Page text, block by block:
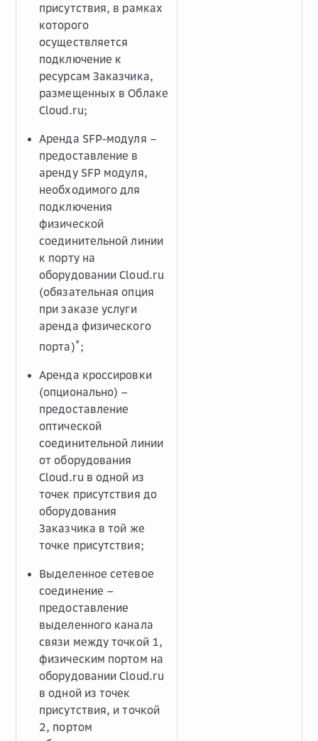
присутствия, в рамках
которого
осуществляется
подключение к
ресурсам Заказчика,
размещенных в Облаке
Cloud.ru;
Аренда SFP-модуля –
предоставление в
аренду SFP модуля,
необходимого для
подключения
физической
соединительной линии
к порту на
оборудовании Cloud.ru
(обязательная опция
при заказе услуги
аренда физического
порта)*;
Аренда кроссировки
(опционально) –
предоставление
оптической
соединительной линии
от оборудования
Cloud.ru в одной из
точек присутствия до
оборудования
Заказчика в той же
точке присутствия;
Выделенное сетевое
соединение –
предоставление
выделенного канала
связи между точкой 1,
физическим портом на
оборудовании Cloud.ru
в одной из точек
присутствия, и точкой
2, портом